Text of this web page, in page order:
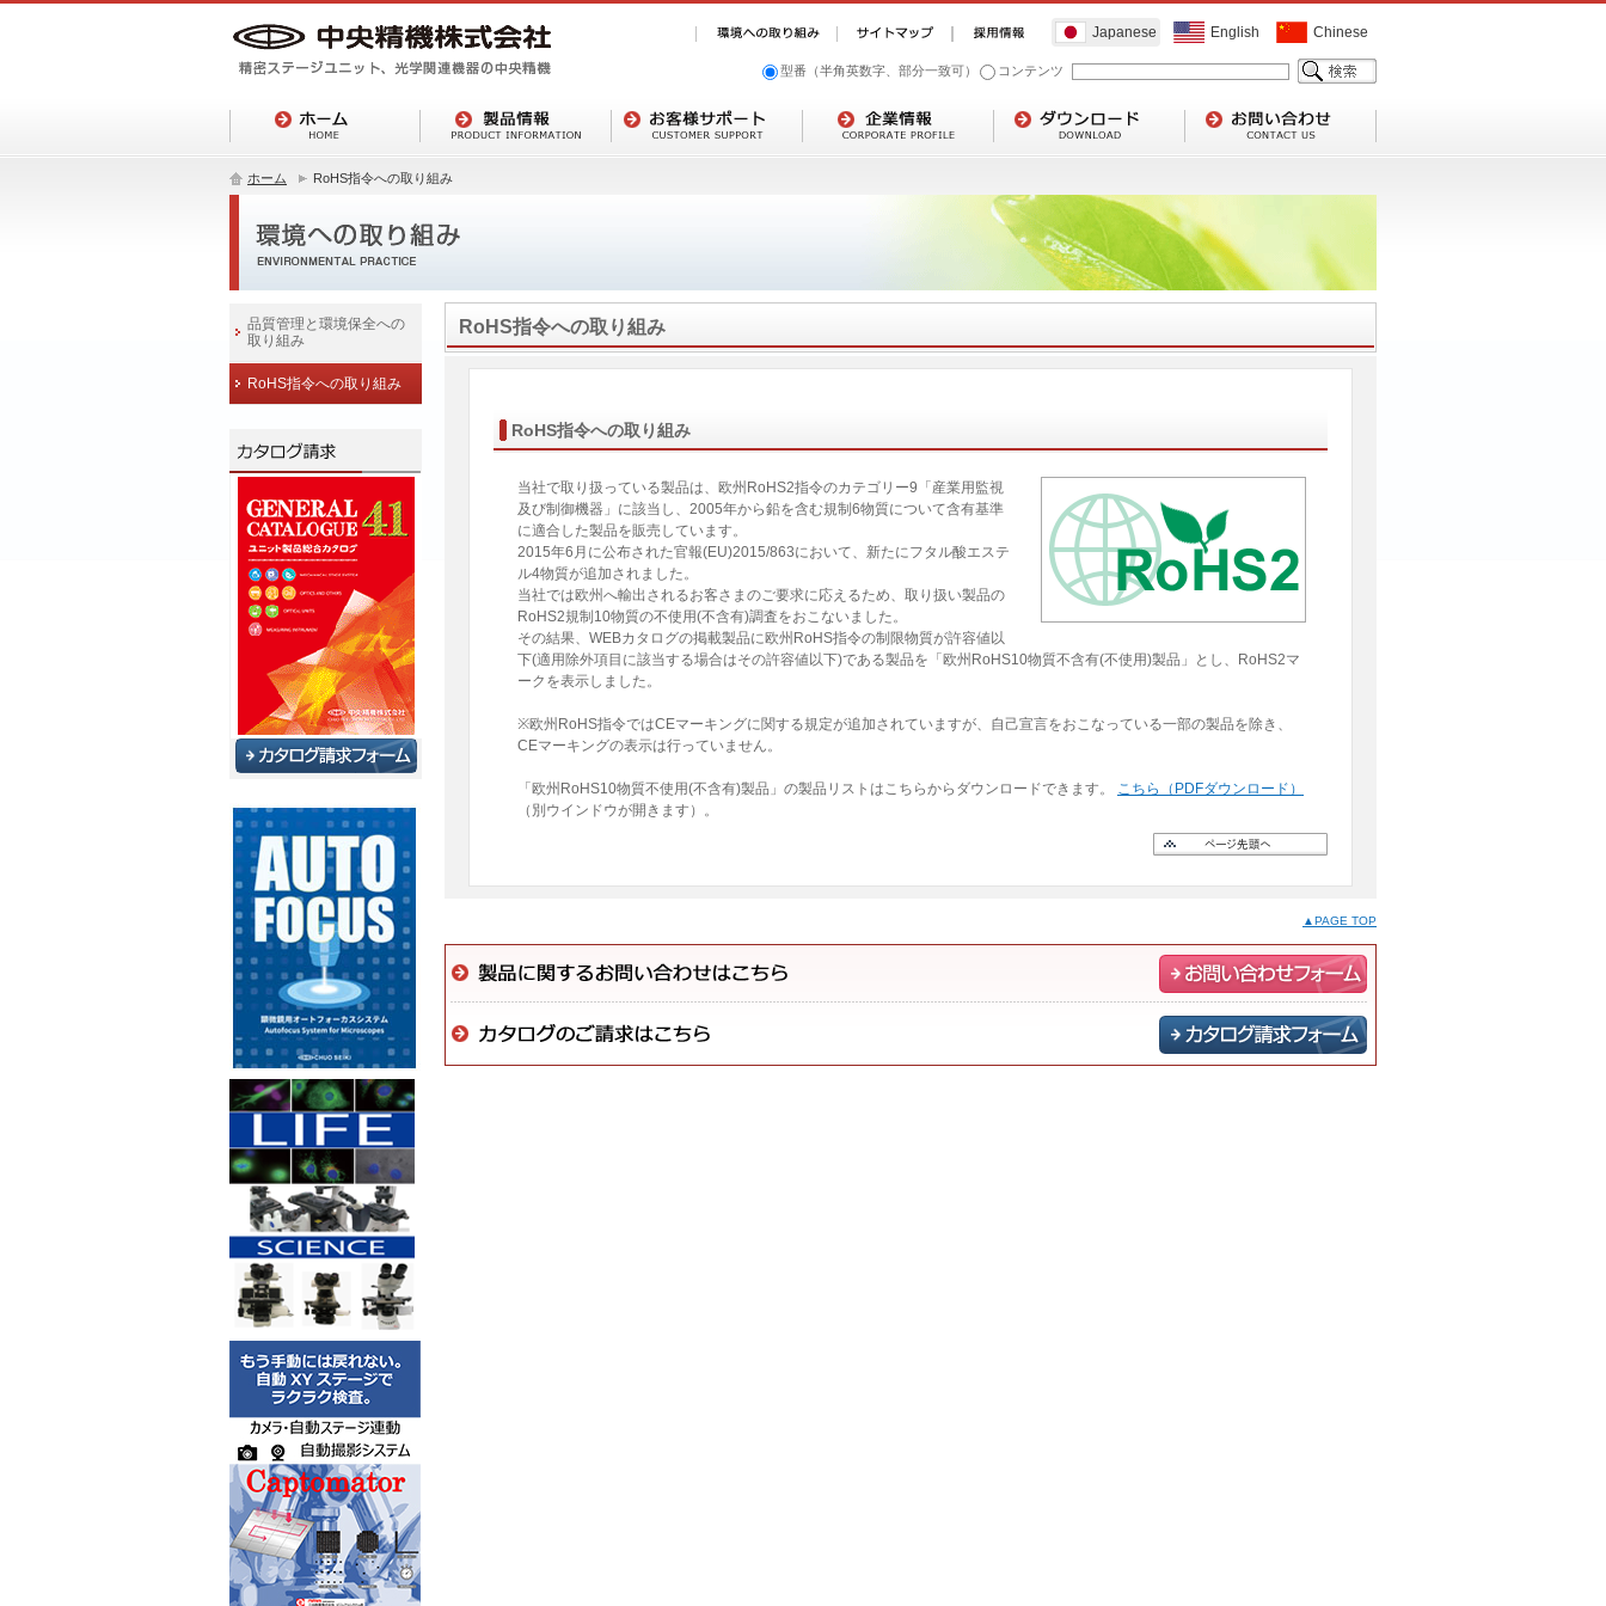
Japanese English Chinese
型番（半角英数字、部分一致可） コンテンツ
ホーム RoHS指令への取り組み
RoHS指令への取り組み
RoHS指令への取り組み
当社で取り扱っている製品は、欧州RoHS2指令のカテゴリー9「産業用監視
及び制御機器」に該当し、2005年から鉛を含む規制6物質について含有基準
に適合した製品を販売しています。
2015年6月に公布された官報(EU)2015/863において、新たにフタル酸エステ
ル4物質が追加されました。
当社では欧州へ輸出されるお客さまのご要求に応えるため、取り扱い製品の
RoHS2規制10物質の不使用(不含有)調査をおこないました。
その結果、WEBカタログの掲載製品に欧州RoHS指令の制限物質が許容値以
下(適用除外項目に該当する場合はその許容値以下)である製品を「欧州RoHS10物質不含有(不使用)製品」とし、RoHS2マ
ークを表示しました。
※欧州RoHS指令ではCEマーキングに関する規定が追加されていますが、自己宣言をおこなっている一部の製品を除き、
CEマーキングの表示は行っていません。
「欧州RoHS10物質不使用(不含有)製品」の製品リストはこちらからダウンロードできます。 こちら（PDFダウンロード）
（別ウインドウが開きます）。
▲PAGE TOP
品質管理と環境保全への
取り組み
RoHS指令への取り組み